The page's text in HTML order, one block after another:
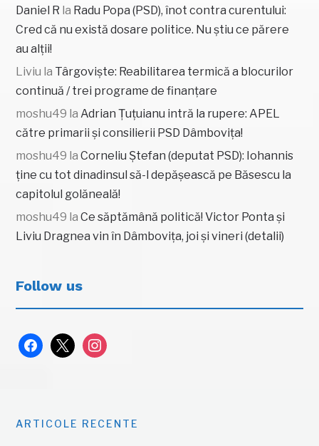
Daniel R la Radu Popa (PSD), înot contra curentului:
Cred că nu există dosare politice. Nu știu ce părere
au alții!
Liviu la Târgoviște: Reabilitarea termică a blocurilor
continuă / trei programe de finanțare
moshu49 la Adrian Țuțuianu intră la rupere: APEL
către primarii și consilierii PSD Dâmbovița!
moshu49 laCorneliu Ștefan (deputat PSD): Iohannis
ține cu tot dinadinsul să-l depășească pe Băsescu la
capitolul golăneală!
moshu49 laCe săptămână politică! Victor Ponta și
Liviu Dragnea vin în Dâmbovița, joi și vineri (detalii)
Follow us
facebook
x instagram
ARTICOLE RECENTE